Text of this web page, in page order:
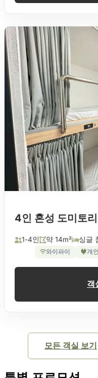
4인 혼성 도미토리
1-4인 약 14m² 싱글
와이파이 개
객
모든 객실 보기